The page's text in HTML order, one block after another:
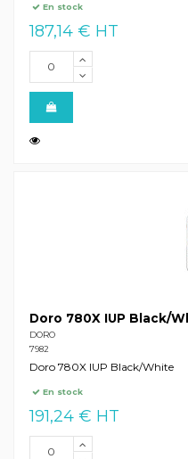
En stock
187,14 € HT
Doro 780X IUP Black/
DORO
7982
Doro 780X IUP Black/White
En stock
191,24 € HT